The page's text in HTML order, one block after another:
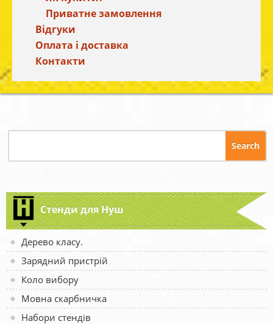
Приватне замовлення
Відгуки
Оплата і доставка
Контакти
Стенди для Нуш
Дерево класу.
Зарядний пристрій
Коло вибору
Мовна скарбничка
Набори стендів